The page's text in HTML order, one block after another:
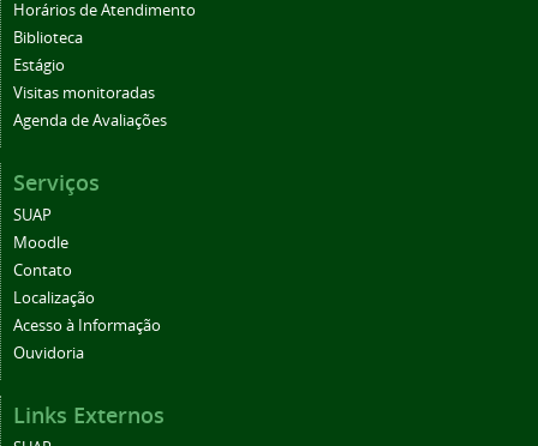
Horários de Atendimento
Biblioteca
Estágio
Visitas monitoradas
Agenda de Avaliações
Serviços
SUAP
Moodle
Contato
Localização
Acesso à Informação
Ouvidoria
Links Externos